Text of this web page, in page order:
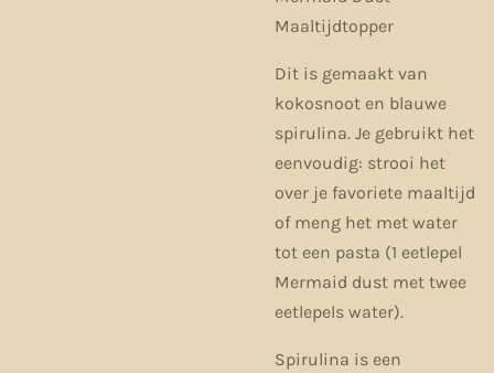
Maaltijdtopper
Dit is gemaakt van
kokosnoot en blauwe
spirulina. Je gebruikt het
eenvoudig: strooi het
over je favoriete maaltijd
of meng het met water
tot een pasta (1 eetlepel
Mermaid dust met twee
eetlepels water).
Spirulina is een